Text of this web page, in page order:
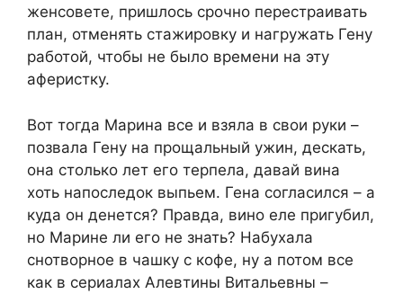
женсовете, пришлось срочно перестраивать
план, отменять стажировку и нагружать Гену
работой, чтобы не было времени на эту
аферистку.
Вот тогда Марина все и взяла в свои руки –
позвала Гену на прощальный ужин, дескать,
она столько лет его терпела, давай вина
хоть напоследок выпьем. Гена согласился – а
куда он денется? Правда, вино еле пригубил,
но Марине ли его не знать? Набухала
снотворное в чашку с кофе, ну а потом все
как в сериалах Алевтины Витальевны –